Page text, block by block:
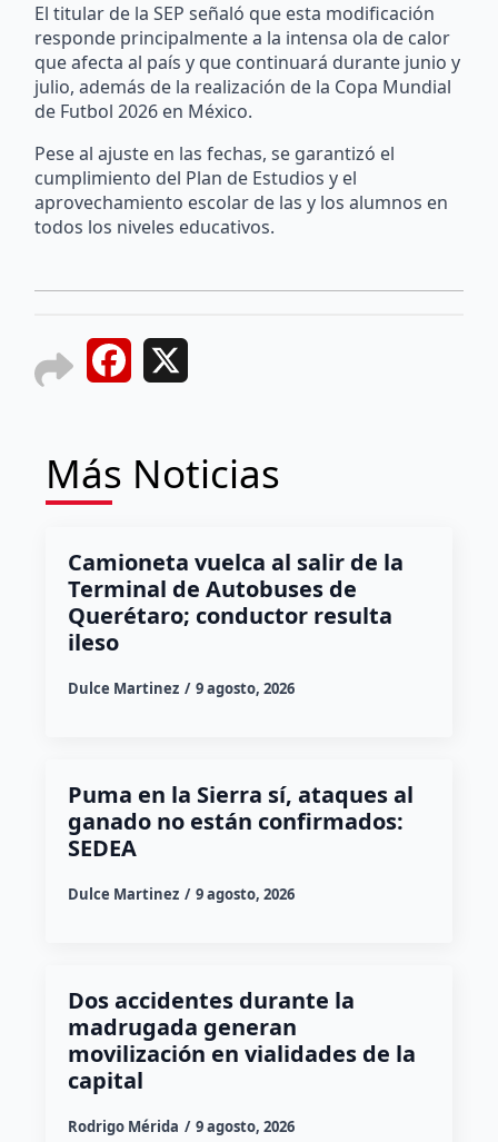
El titular de la SEP señaló que esta modificación
responde principalmente a la intensa ola de calor
que afecta al país y que continuará durante junio y
julio, además de la realización de la Copa Mundial
de Futbol 2026 en México.
Pese al ajuste en las fechas, se garantizó el
cumplimiento del Plan de Estudios y el
aprovechamiento escolar de las y los alumnos en
todos los niveles educativos.
Facebook
Más Noticias
Camioneta vuelca al salir de la
Terminal de Autobuses de
Querétaro; conductor resulta
ileso
Dulce Martinez 9 agosto, 2026
Puma en la Sierra sí, ataques al
ganado no están confirmados:
SEDEA
Dulce Martinez 9 agosto, 2026
Dos accidentes durante la
madrugada generan
movilización en vialidades de la
capital
Rodrigo Mérida 9 agosto, 2026